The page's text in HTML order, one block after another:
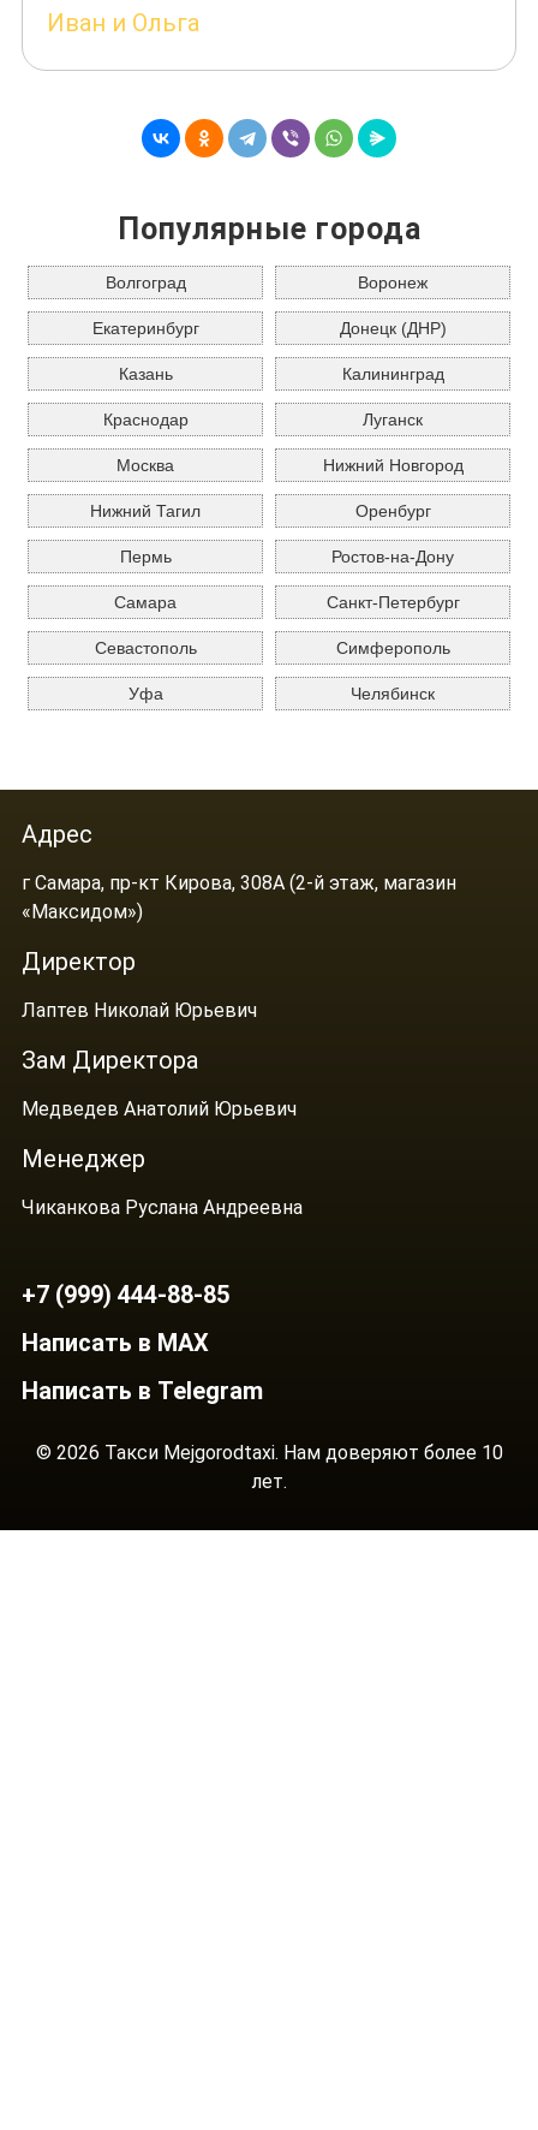
Иван и Ольга
Популярные города
Волгоград Воронеж
Екатеринбург Донецк (ДНР)
Казань Калининград
Краснодар Луганск
Москва Нижний Новгород
Нижний Тагил Оренбург
Пермь Ростов-на-Дону
Самара Санкт-Петербург
Севастополь Симферополь
Уфа Челябинск
Адрес
г Самара, пр-кт Кирова, 308А (2-й этаж, магазин
«Максидом»)
Директор
Лаптев Николай Юрьевич
Зам Директора
Медведев Анатолий Юрьевич
Менеджер
Чиканкова Руслана Андреевна
+7 (999) 444-88-85
Написать в MAX
Написать в Telegram
© 2026 Такси Mejgorodtaxi. Нам доверяют более 10
лет.